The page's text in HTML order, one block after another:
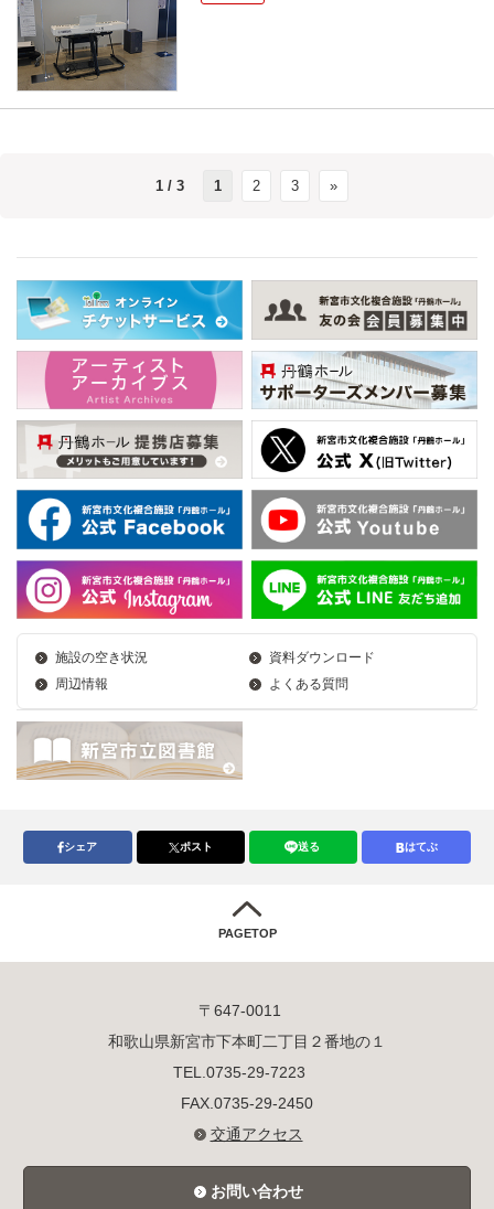
1 / 3 1 2 3 »
施設の空き状況
資料ダウンロード
周辺情報
よくある質問
シェア ポスト 送る はてぶ
PAGETOP
〒647-0011
和歌山県新宮市下本町二丁目２番地の１
TEL.0735-29-7223
FAX.0735-29-2450
交通アクセス
お問い合わせ